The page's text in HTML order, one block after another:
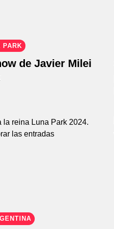
PARK
de Javier Milei